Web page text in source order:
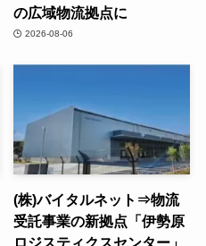
の広域物流拠点に
2026-08-06
(株)バイタルネット⇒物流
受託事業の新拠点「伊勢原
ロジスティクスセンター」